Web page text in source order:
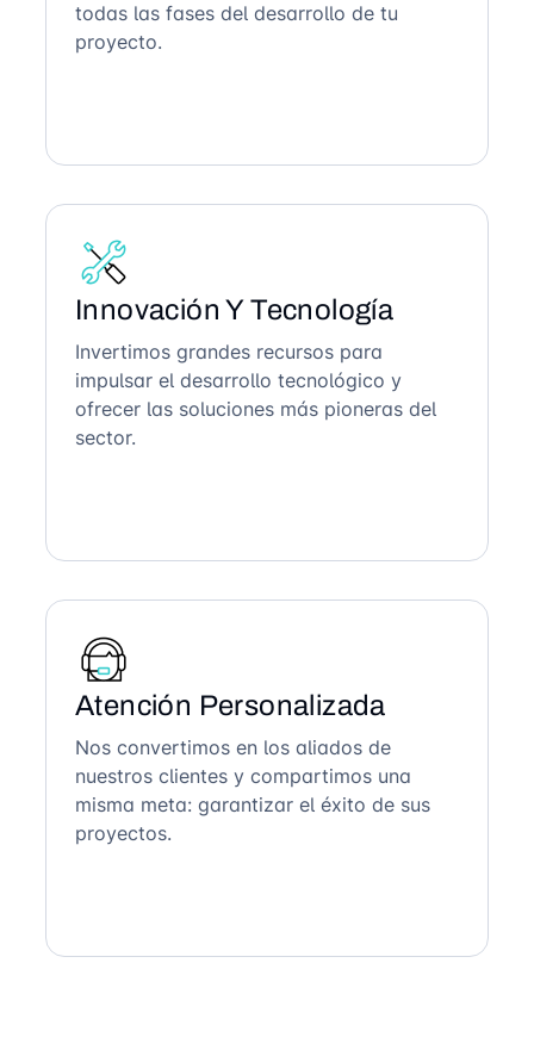
todas las fases del desarrollo de tu
proyecto.
Innovación Y Tecnología
Invertimos grandes recursos para
impulsar el desarrollo tecnológico y
ofrecer las soluciones más pioneras del
sector.
Atención Personalizada
Nos convertimos en los aliados de
nuestros clientes y compartimos una
misma meta: garantizar el éxito de sus
proyectos.